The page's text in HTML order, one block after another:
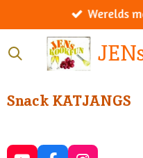
direct
naar
Werelds
Snack KATJANGS